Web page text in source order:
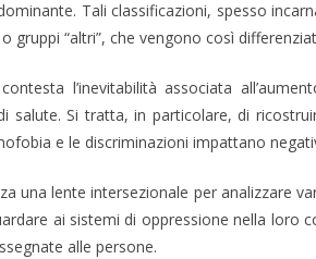
Tali classificazioni, spesso
gruppi “altri”, che vengono così
contesta l’inevitabilità associata
salute. Si tratta, in particolare, di
e le discriminazioni impattano
una lente intersezionale per analizzare
ai sistemi di oppressione nella loro
alle persone.